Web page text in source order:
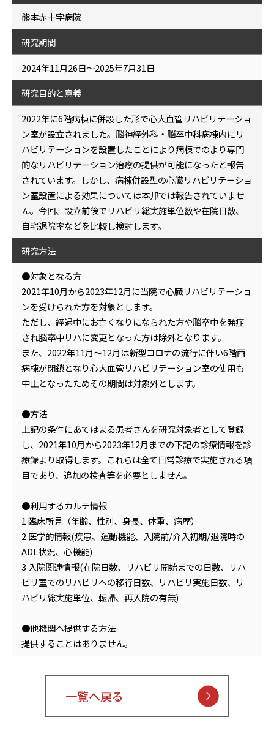
熊本赤十字病院
研究期間
2024年11月26日～2025年7月31日
研究目的と意義
2022年に6階病棟に併設した形で心大血管リハビリテーショ
ン室が設立されました。脳神経外科・脳卒中科病棟内にリ
ハビリテーションを設置したことにより病棟でのより専門
的なリハビリテーション治療の提供が可能になったと報告
されています。しかし、病棟併設型の心臓リハビリテーショ
ン室設置による効果については本邦では報告されていませ
ん。今回、設立前後でリハビリ総実施単位数や在院日数、
自宅退院率などを比較し検討します。
研究方法
●対象となる方
2021年10月から2023年12月に当院で心臓リハビリテーショ
ンを受けられた方を対象とします。
ただし、経過中にお亡くなりになられた方や脳卒中を発症
され脳卒中リハに変更となった方は除外となります。
また、2022年11月～12月は新型コロナの流行に伴い6階西
病棟が閉鎖となり心大血管リハビリテーション室の使用も
中止となったためその期間は対象外とします。
●方法
上記の条件にあてはまる患者さんを研究対象者として登録
し、2021年10月から2023年12月までの下記の診療情報を診
療録より取得します。これらは全て日常診療で実施される項
目であり、追加の検査等を必要としません。
●利用するカルテ情報
1 臨床所見（年齢、性別、身長、体重、病歴）
2 医学的情報(疾患、運動機能、入院前/介入初期/退院時の
ADL状況、心機能)
3 入院関連情報(在院日数、リハビリ開始までの日数、リハ
ビリ室でのリハビリへの移行日数、リハビリ実施日数、リ
ハビリ総実施単位、転帰、再入院の有無)
●他機関へ提供する方法
提供することはありません。
一覧へ戻る